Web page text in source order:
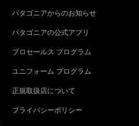
パタゴニアからのお知らせ
パタゴニアの公式アプリ
プロセールス プログラム
ユニフォーム プログラム
正規取扱店について
プライバシーポリシー